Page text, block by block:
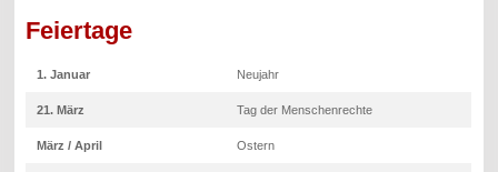
Feiertage
1. Januar Neujahr
21. März Tag der Menschenrechte
März / April Ostern